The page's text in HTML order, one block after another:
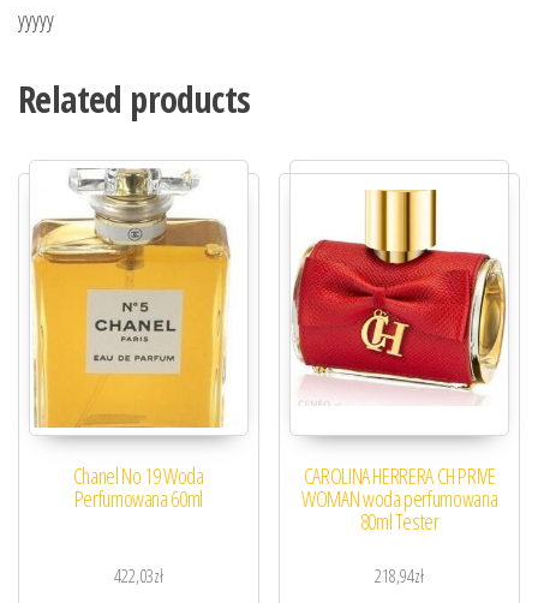
yyyyy
Related products
Chanel No 19 Woda
Perfumowana 60ml
422,03zł
CAROLINA HERRERA CH PRIVE
WOMAN woda perfumowana
80ml Tester
218,94zł